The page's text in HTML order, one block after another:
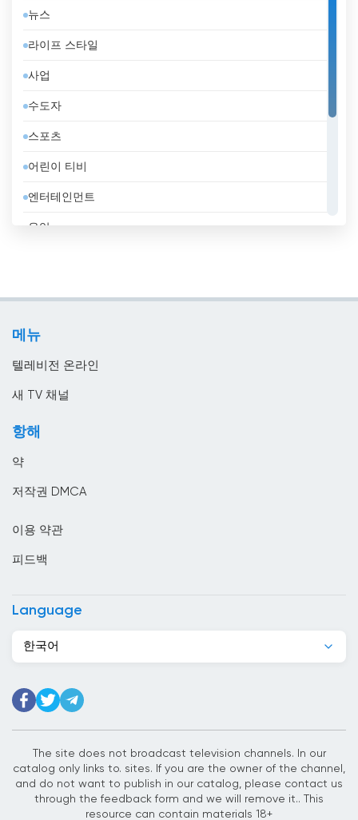
덴마크
도미니카 공화국
독일
라트비아
러시아
레바논
루마니아
몬테네그로
몰디브
미얀마
바베이도스
바티칸 시국
방글라데시
뉴스
라이프 스타일
사업
수도자
스포츠
어린이 티비
엔터테인먼트
음악
메뉴
텔레비전 온라인
새 TV 채널
항해
약
저작권 DMCA
이용 약관
피드백
Language
한국어
The site does not broadcast television channels. In our
catalog only links to. sites. If you are the owner of the channel,
and do not want to publish in our catalog, please contact us
through the feedback form and we will remove it.. This
resource can contain materials 18+